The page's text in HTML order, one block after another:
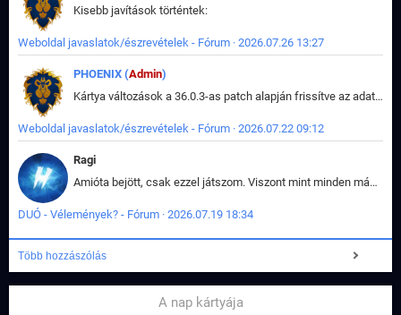
Kisebb javítások történtek:
Weboldal javaslatok/észrevételek - Fórum · 2026.07.26 13:27
PHOENIX (Admin)
Kártya változások a 36.0.3-as patch alapján frissítve az adatbázisban (képek is cserélve).
Weboldal javaslatok/észrevételek - Fórum · 2026.07.22 09:12
Ragi
Amióta bejött, csak ezzel játszom. Viszont mint minden más - akár az alapjáték is, ez is baromira összetett lett. Néha már pár kör után is esélytelen az egész. Vagy irreállisan túltápol valaki, vagy lelép a partner, vagy csak hülye mint a segg. És amikor eljönne az én időm, na akkor jön el mindenki másé is. Engem jobban érdekelne, hogy ki milyen ratingen szokott játszani. Na ez lenne egy érdekes adat.
DUÓ - Vélemények? - Fórum · 2026.07.19 18:34
Több hozzászólás
A nap kártyája